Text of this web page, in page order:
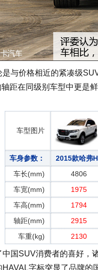
与价格相近的紧凑级
距在同级别车型中更是
车型图片
车身参数： 2015款哈弗
车长(mm)
4806
车宽(mm)
1975
车高(mm)
1794
轴距(mm)
2915
车重(kg)
2130
国SUV消费者的喜好，
字标突显了品牌